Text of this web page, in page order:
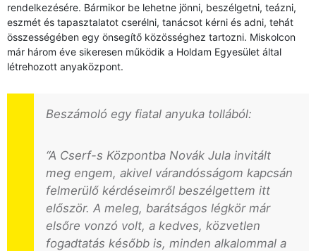
rendelkezésére. Bármikor be lehetne jönni, beszélgetni, teázni,
eszmét és tapasztalatot cserélni, tanácsot kérni és adni, tehát
összességében egy önsegítő közösséghez tartozni. Miskolcon
már három éve sikeresen működik a Holdam Egyesület által
létrehozott anyaközpont.
Beszámoló egy fiatal anyuka tollából:
“A Cserf-s Központba Novák Jula invitált
meg engem, akivel várandósságom kapcsán
felmerülő kérdéseimről beszélgettem itt
először. A meleg, barátságos légkör már
elsőre vonzó volt, a kedves, közvetlen
fogadtatás később is, minden alkalommal a